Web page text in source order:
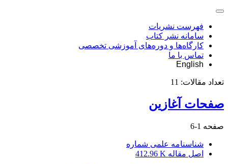
فهرست نشریات
سامانه نشر کتاب
کارگاه‌ها و دوره‌های آموزشی تخصصی
تماس با ما
English
تعداد مقالات: 11
صفحات آغازین
صفحه 1-6
شناسنامه علمی شماره
اصل مقاله 412.96 K